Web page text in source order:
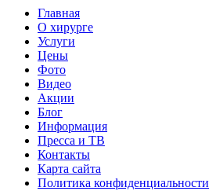
Главная
О хирурге
Услуги
Цены
Фото
Видео
Акции
Блог
Информация
Пресса и ТВ
Контакты
Карта сайта
Политика конфиденциальности